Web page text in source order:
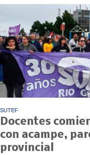
SUTEF
Docentes
con acampe,
provincial